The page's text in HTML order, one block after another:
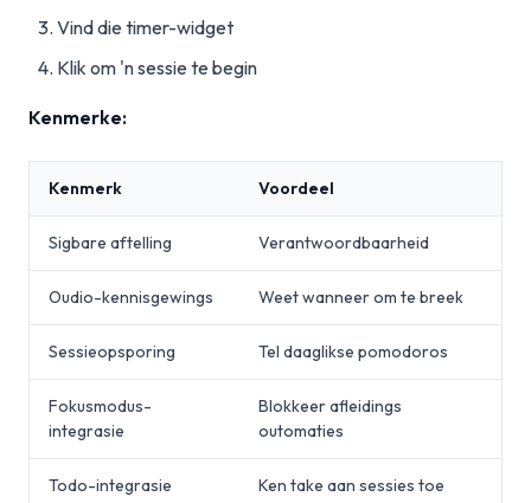
Vind die timer-widget
Klik om 'n sessie te begin
Kenmerke:
Kenmerk Voordeel
Sigbare aftelling Verantwoordbaarheid
Oudio-kennisgewings Weet wanneer om te breek
Sessieopsporing Tel daaglikse pomodoros
Fokusmodus-
integrasie
Blokkeer afleidings
outomaties
Todo-integrasie Ken take aan sessies toe